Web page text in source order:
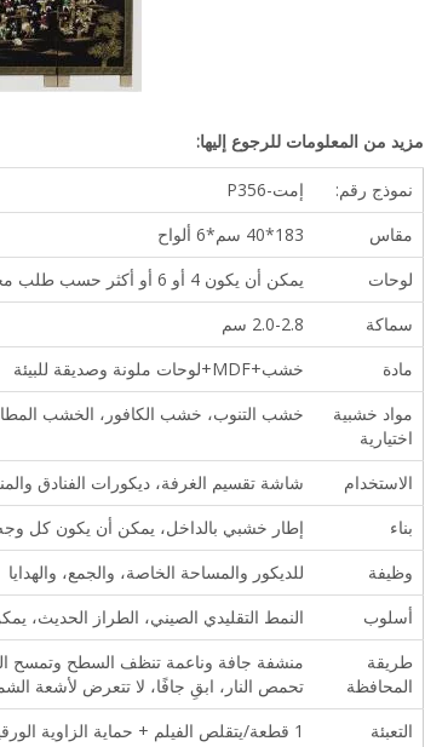
مزيد من المعلومات للرجوع إليها:
نموذج رقم:
إمت-P356
مقاس
183*40 سم*6 ألواح
لوحات
يمكن أن يكون 4 أو 6 أو أكثر حسب طلب محدد
سماكة
2.0-2.8 سم
مادة
خشب+MDF+لوحات ملونة وصديقة للبيئة
مواد خشبية
اختيارية
خشب التنوب، خشب الكافور، الخشب
الاستخدام
شاشة تقسيم الغرفة، ديكورات الفنادق
بناء
إطار خشبي بالداخل، يمكن أن يكون كل
وظيفة
للديكور والمساحة الخاصة، والجمع، والهدايا
أسلوب
النمط التقليدي الصيني، الطراز الحديث،
طريقة
المحافظة
منشفة جافة وناعمة تنظف السطح وتمسح
تحمص النار، ابقِ جافًا، لا تتعرض لأشعة
التعبئة
1 قطعة/يتقلص الفيلم + حماية الزاوية الورقية 1 قطعة/كرتون خارجي